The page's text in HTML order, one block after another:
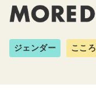
ジェンダー こころ